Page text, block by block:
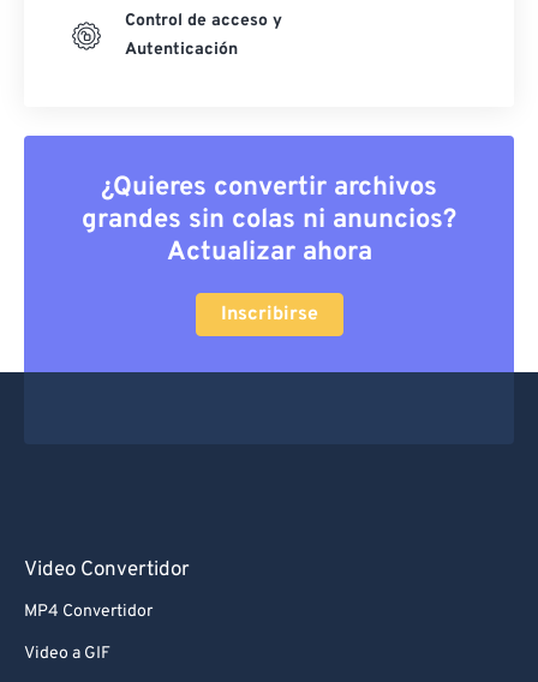
Control de acceso y
Autenticación
¿Quieres convertir archivos
grandes sin colas ni anuncios?
Actualizar ahora
Inscribirse
Video Convertidor
MP4 Convertidor
Video a GIF